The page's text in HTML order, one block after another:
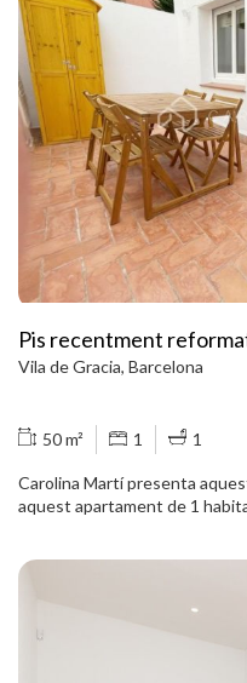
Pis recentment
Vila de Gracia, Barcelona
50 m² 1 1
Carolina Martí presenta
aquest apartament de 1
zona d´escriptori, i un bany amb plat de
calefacció mitjançant
elèctriques, estors, finestres
microones i placa dinducció.
Cinemes Verdi, Teatre Lliure i